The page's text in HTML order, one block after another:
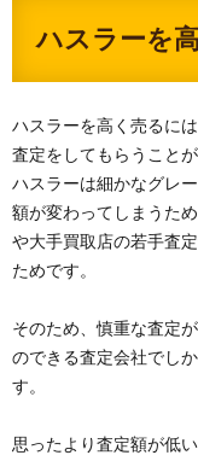
ハスラーを
ハスラーを高く売るに
査定をしてもらうことが
ハスラーは細かなグレ
額が変わってしまうた
や大手買取店の若手査
ためです。
そのため、慎重な査定
のできる査定会社でし
す。
思ったより査定額が低